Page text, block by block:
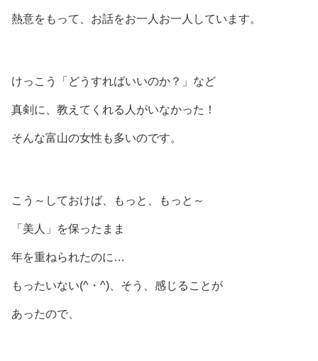
熱意をもって、お話をお一人お一人しています。
けっこう「どうすればいいのか？」など
真剣に、教えてくれる人がいなかった！
そんな富山の女性も多いのです。
こう～しておけば、もっと、もっと～
「美人」を保ったまま
年を重ねられたのに…
もったいない(^・^)、そう、感じることが
あったので、